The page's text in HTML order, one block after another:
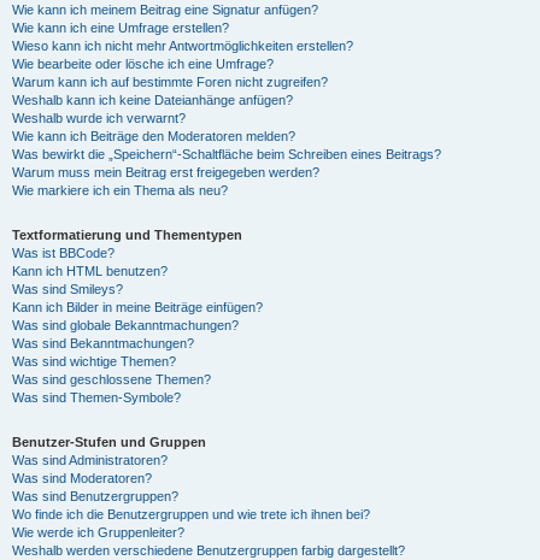
Wie kann ich meinem Beitrag eine Signatur anfügen?
Wie kann ich eine Umfrage erstellen?
Wieso kann ich nicht mehr Antwortmöglichkeiten erstellen?
Wie bearbeite oder lösche ich eine Umfrage?
Warum kann ich auf bestimmte Foren nicht zugreifen?
Weshalb kann ich keine Dateianhänge anfügen?
Weshalb wurde ich verwarnt?
Wie kann ich Beiträge den Moderatoren melden?
Was bewirkt die „Speichern“-Schaltfläche beim Schreiben eines Beitrags?
Warum muss mein Beitrag erst freigegeben werden?
Wie markiere ich ein Thema als neu?
Textformatierung und Thementypen
Was ist BBCode?
Kann ich HTML benutzen?
Was sind Smileys?
Kann ich Bilder in meine Beiträge einfügen?
Was sind globale Bekanntmachungen?
Was sind Bekanntmachungen?
Was sind wichtige Themen?
Was sind geschlossene Themen?
Was sind Themen-Symbole?
Benutzer-Stufen und Gruppen
Was sind Administratoren?
Was sind Moderatoren?
Was sind Benutzergruppen?
Wo finde ich die Benutzergruppen und wie trete ich ihnen bei?
Wie werde ich Gruppenleiter?
Weshalb werden verschiedene Benutzergruppen farbig dargestellt?